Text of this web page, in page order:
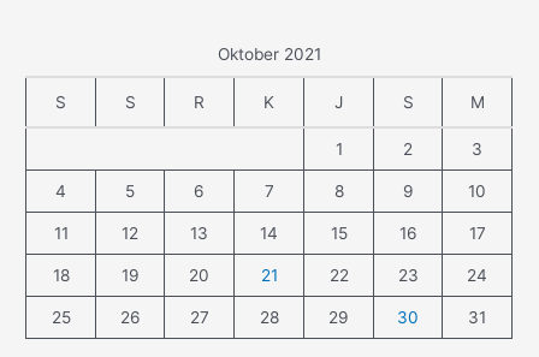
Oktober 2021
S S R K J S M
1 2 3
4 5 6 7 8 9 10
11 12 13 14 15 16 17
18 19 20 21 22 23 24
25 26 27 28 29 30 31